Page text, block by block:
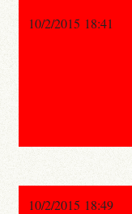
10/2/2015 18:41
10/2/2015 18:49